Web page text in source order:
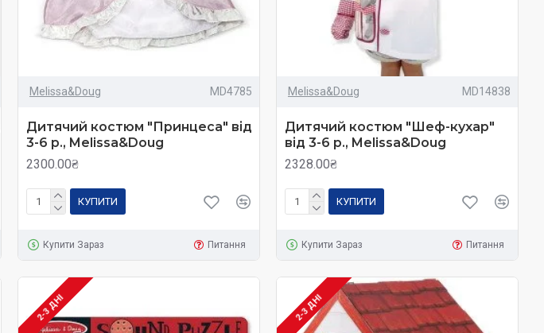
Melissa&Doug MD4785
Дитячий костюм "Принцеса" від
3-6 р., Melissa&Doug
2300.00₴
КУПИТИ
Купити Зараз Питання
Melissa&Doug MD14838
Дитячий костюм "Шеф-кухар"
від 3-6 р., Melissa&Doug
2328.00₴
КУПИТИ
Купити Зараз Питання
2-3 ДНІ 2-3 ДНІ